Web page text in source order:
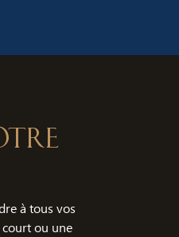
à tous vos
ou une